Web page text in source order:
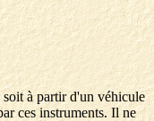
soit à partir d'un véhicule
ces instruments. Il ne